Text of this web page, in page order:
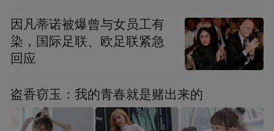
因凡蒂诺被爆曾与女员工有
染，国际足联、欧足联紧急
回应
盗香窃玉：我的青春就是赌出来的